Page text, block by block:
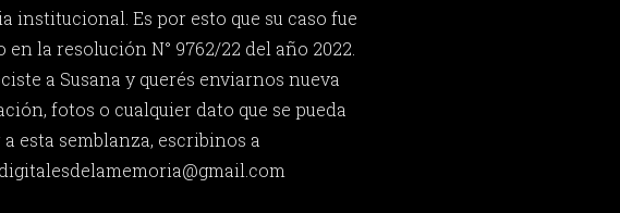
institucional. Es por esto que su caso fue
la resolución N° 9762/22 del año 2022.
a Susana y querés enviarnos nueva
fotos o cualquier dato que se pueda
a esta semblanza, escribinos a